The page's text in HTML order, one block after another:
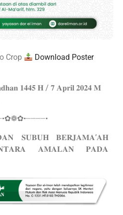
Crop Download Poster
𝟏𝟒𝟒𝟓 𝐇 / 𝟕 𝐀𝐩𝐫𝐢𝐥 𝟐𝟎𝟐𝟒 𝐌
𝐒𝐔𝐁𝐔𝐇 𝐁𝐄𝐑𝐉𝐀𝐌𝐀’𝐀𝐇
𝐀𝐌𝐀𝐋𝐀𝐍 𝐏𝐀𝐃𝐀